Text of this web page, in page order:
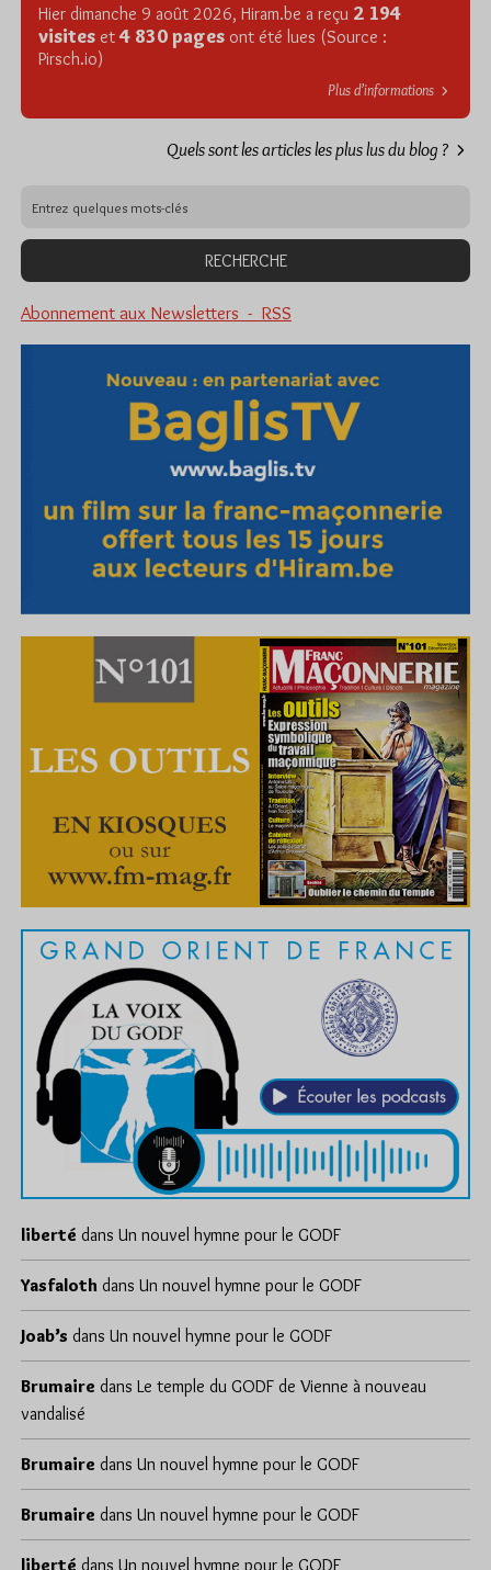
Hier dimanche 9 août 2026, Hiram.be a reçu 2 194
visites et 4 830 pages ont été lues (Source :
Pirsch.io)
Plus d’informations
Quels sont les articles les plus lus du blog ?
Abonnement aux Newsletters - RSS
liberté dans Un nouvel hymne pour le GODF
Yasfaloth dans Un nouvel hymne pour le GODF
Joab’s dans Un nouvel hymne pour le GODF
Brumaire dans Le temple du GODF de Vienne à nouveau
vandalisé
Brumaire dans Un nouvel hymne pour le GODF
Brumaire dans Un nouvel hymne pour le GODF
liberté dans Un nouvel hymne pour le GODF